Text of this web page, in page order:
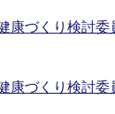
康づくり検討委
康づくり検討委